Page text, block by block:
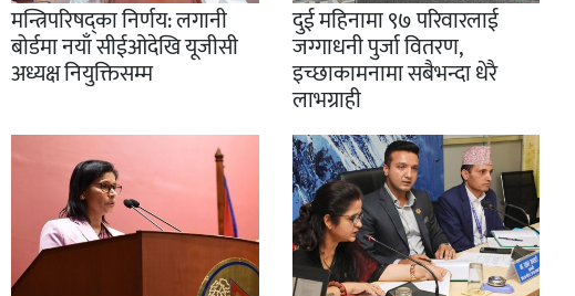
मन्त्रिपरिषद्का निर्णय: लगानी
बोर्डमा नयाँ सीईओदेखि यूजीसी
अध्यक्ष नियुक्तिसम्म
दुई महिनामा ९७ परिवारलाई
जग्गाधनी पुर्जा वितरण,
इच्छाकामनामा सबैभन्दा धेरै
लाभग्राही